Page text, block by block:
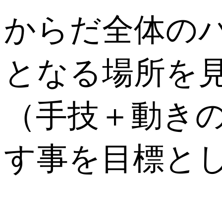
からだ全体の
となる場所を
（手技＋動き
す事を目標と